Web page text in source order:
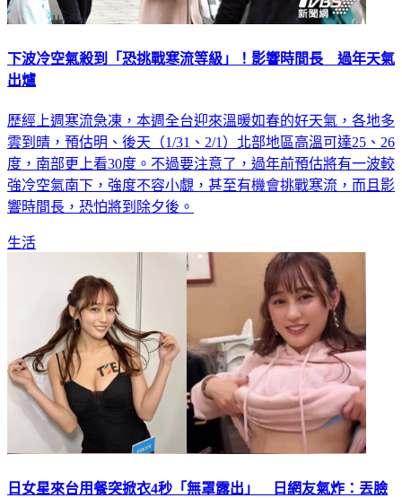
下波冷空氣殺到「恐挑戰寒流等級」！影響時間長 過年天氣
出爐
歷經上週寒流急凍，本週全台迎來溫暖如春的好天氣，各地多
雲到晴，預估明、後天（1/31、2/1）北部地區高溫可達25、26
度，南部更上看30度。不過要注意了，過年前預估將有一波較
強冷空氣南下，強度不容小覷，甚至有機會挑戰寒流，而且影
響時間長，恐怕將到除夕後。
生活
日女星來台用餐突掀衣4秒「無罩露出」 日網友氣炸：丟臉